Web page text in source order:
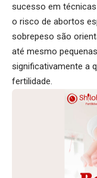
sucesso em
o risco de abortos
sobrepeso são
até mesmo
significativamente a
fertilidade.